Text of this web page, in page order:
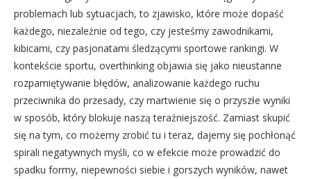
problemach lub sytuacjach, to zjawisko, które może dopaść
każdego, niezależnie od tego, czy jesteśmy zawodnikami,
kibicami, czy pasjonatami śledzącymi sportowe rankingi. W
kontekście sportu, overthinking objawia się jako nieustanne
rozpamiętywanie błędów, analizowanie każdego ruchu
przeciwnika do przesady, czy martwienie się o przyszłe wyniki
w sposób, który blokuje naszą teraźniejszość. Zamiast skupić
się na tym, co możemy zrobić tu i teraz, dajemy się pochłonąć
spirali negatywnych myśli, co w efekcie może prowadzić do
spadku formy, niepewności siebie i gorszych wyników, nawet